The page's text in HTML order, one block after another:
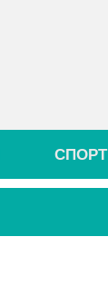
СПОРТ